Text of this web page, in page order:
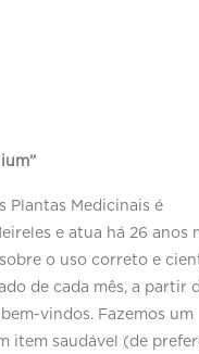
Plantas Medicinais é
e atua há 26 anos
o uso correto e
de cada mês, a partir
vindos. Fazemos um
item saudável (de